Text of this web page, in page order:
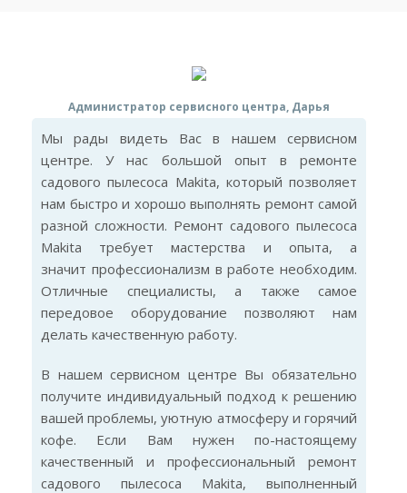
Администратор сервисного центра, Дарья
Мы рады видеть Вас в нашем сервисном
центре. У нас большой опыт в ремонте
садового пылесоса Makita, который позволяет
нам быстро и хорошо выполнять ремонт самой
разной сложности. Ремонт садового пылесоса
Makita требует мастерства и опыта, а
значит профессионализм в работе необходим.
Отличные специалисты, а также самое
передовое оборудование позволяют нам
делать качественную работу.
В нашем сервисном центре Вы обязательно
получите индивидуальный подход к решению
вашей проблемы, уютную атмосферу и горячий
кофе. Если Вам нужен по-настоящему
качественный и профессиональный ремонт
садового пылесоса Makita, выполненный